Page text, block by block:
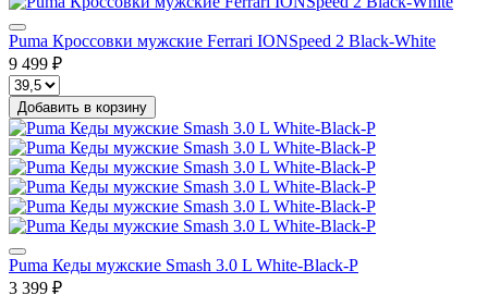
Puma Кроссовки мужские Ferrari IONSpeed 2 Black-White
9 499 ₽
Добавить в корзину
Puma Кеды мужские Smash 3.0 L White-Black-P
3 399 ₽